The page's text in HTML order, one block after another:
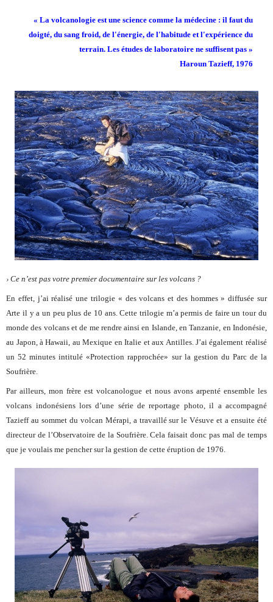
« La volcanologie est une science comme la médecine : il faut du
doigté, du sang froid, de l'énergie, de l'habitude et l'expérience du
terrain. Les études de laboratoire ne suffisent pas »
Haroun Tazieff, 1976
› Ce n’est pas votre premier documentaire sur les volcans ?
En effet, j’ai réalisé une trilogie « des volcans et des hommes » diffusée sur
Arte il y a un peu plus de 10 ans. Cette trilogie m’a permis de faire un tour du
monde des volcans et de me rendre ainsi en Islande, en Tanzanie, en Indonésie,
au Japon, à Hawaii, au Mexique en Italie et aux Antilles. J’ai également réalisé
un 52 minutes intitulé «Protection rapprochée» sur la gestion du Parc de la
Soufrière.
Par ailleurs, mon frère est volcanologue et nous avons arpenté ensemble les
volcans indonésiens lors d’une série de reportage photo, il a accompagné
Tazieff au sommet du volcan Mérapi, a travaillé sur le Vésuve et a ensuite été
directeur de l’Observatoire de la Soufrière. Cela faisait donc pas mal de temps
que je voulais me pencher sur la gestion de cette éruption de 1976.